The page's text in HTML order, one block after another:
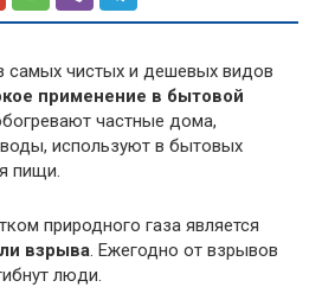
самых чистых и дешевых видов
применение в бытовой
частные дома,
используют в бытовых
пищи.
природного газа является
взрыва. Ежегодно от взрывов
люди.